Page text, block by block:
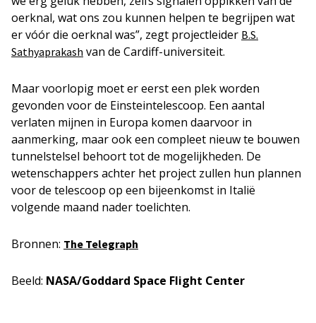
oerknal, wat ons zou kunnen helpen te begrijpen wat
er vóór die oerknal was”, zegt projectleider B.S.
Sathyaprakash van de Cardiff-universiteit.
Maar voorlopig moet er eerst een plek worden
gevonden voor de Einsteintelescoop. Een aantal
verlaten mijnen in Europa komen daarvoor in
aanmerking, maar ook een compleet nieuw te bouwen
tunnelstelsel behoort tot de mogelijkheden. De
wetenschappers achter het project zullen hun plannen
voor de telescoop op een bijeenkomst in Italië
volgende maand nader toelichten.
Bronnen: The Telegraph
Beeld: NASA/Goddard Space Flight Center